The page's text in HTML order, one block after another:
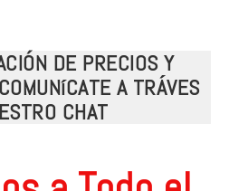
DE PRECIOS Y
A TRÁVES
CHAT